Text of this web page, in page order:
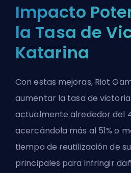
Impacto
la Tasa de
Katarina
Con estas mejoras, Riot
aumentar la tasa de
actualmente alrededor del
acercándola más al 51% o
tiempo de reutilización de
principales para infringir